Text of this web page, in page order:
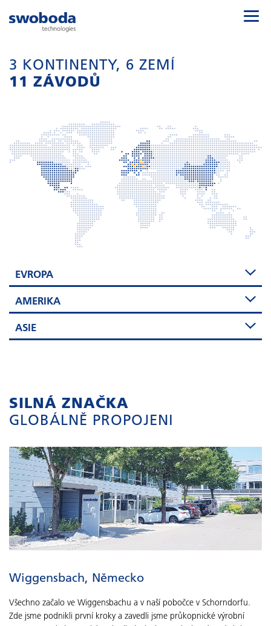
3 KONTINENTY, 6 ZEMÍ
11 ZÁVODŮ
EVROPA
AMERIKA
ASIE
SILNÁ ZNAČKA
GLOBÁLNĚ PROPOJENI
Wiggensbach, Německo
Všechno začalo ve Wiggensbachu a v naší pobočce v Schorndorfu.
Zde jsme podnikli první kroky a zavedli jsme průkopnické výrobní